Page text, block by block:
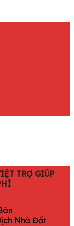
TRỢ GIÚP
Nhà Đất